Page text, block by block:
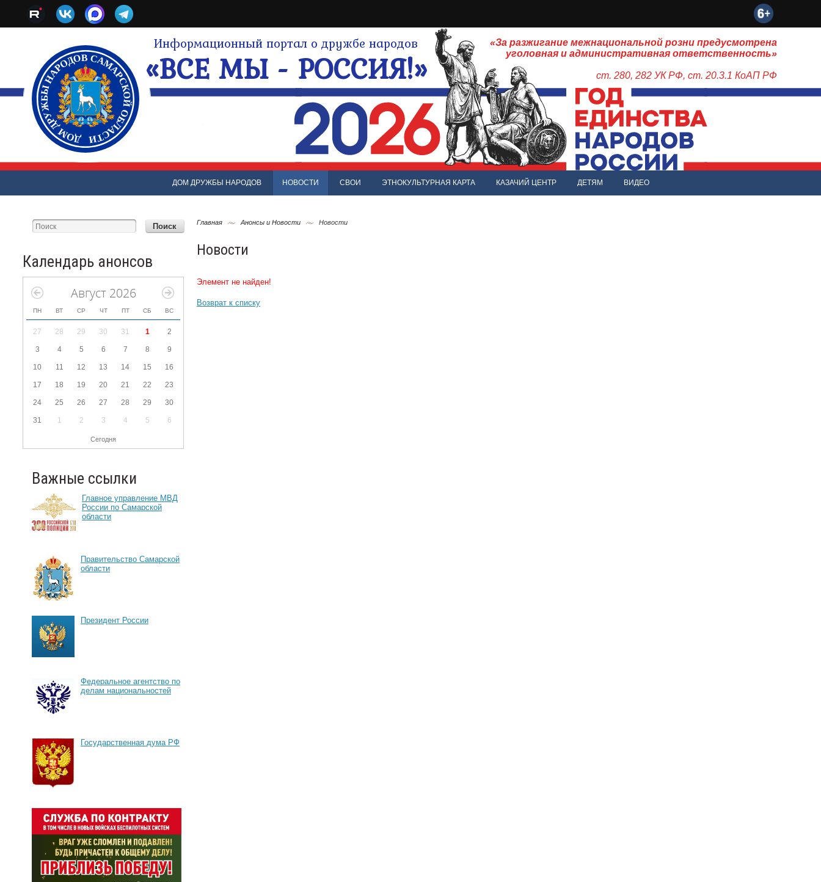
Информационный портал о дружбе народов
«ВСЕ МЫ - РОССИЯ!»
«За разжигание межнациональной розни предусмотрена
уголовная и административная ответственность»
ст. 280, 282 УК РФ, ст. 20.3.1 КоАП РФ
ДОМ ДРУЖБЫ НАРОДОВ НОВОСТИ СВОИ ЭТНОКУЛЬТУРНАЯ КАРТА КАЗАЧИЙ ЦЕНТР ДЕТЯМ ВИДЕО
Календарь анонсов
Август 2026
ПН ВТ СР ЧТ ПТ СБ ВС
27 28 29 30 31 1 2
3 4 5 6 7 8 9
10 11 12 13 14 15 16
17 18 19 20 21 22 23
24 25 26 27 28 29 30
31 1 2 3 4 5 6
Сегодня
Важные ссылки
Главное управление МВД
России по Самарской
области
Правительство Самарской
области
Президент России
Федеральное агентство по
делам национальностей
Государственная дума РФ
Главная Анонсы и Новости Новости
Новости
Элемент не найден!
Возврат к списку